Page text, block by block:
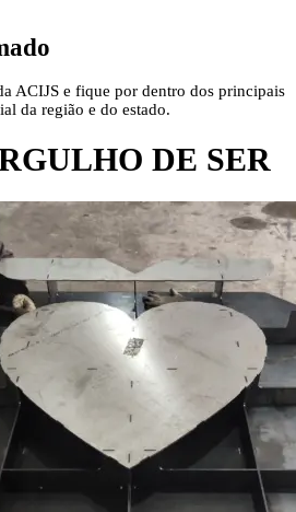
ACIJS e fique por dentro dos principais
da região e do estado.
DE SER